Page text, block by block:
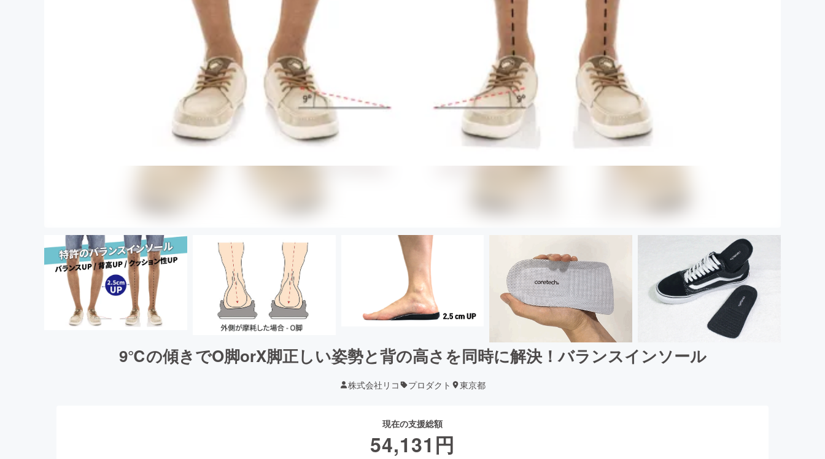
9℃の傾きでO脚orX脚正しい姿勢と背の高さを同時に解決！バランスインソール
株式会社リコ プロダクト 東京都
現在の支援総額
54,131 円